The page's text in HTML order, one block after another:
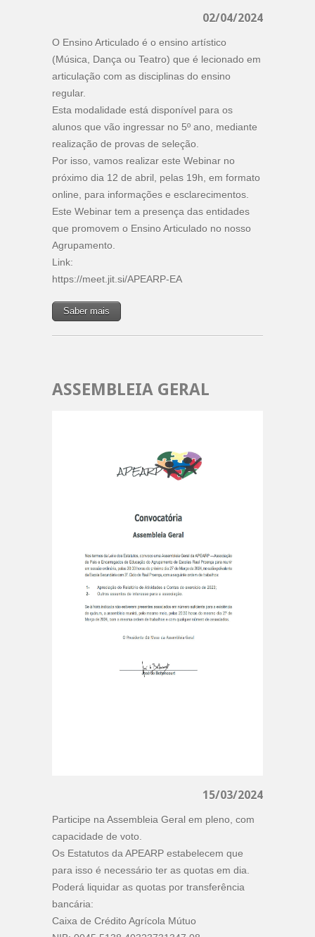
02/04/2024
O Ensino Articulado é o ensino artístico
(Música, Dança ou Teatro) que é lecionado em
articulação com as disciplinas do ensino
regular.
Esta modalidade está disponível para os
alunos que vão ingressar no 5º ano, mediante
realização de provas de seleção.
Por isso, vamos realizar este Webinar no
próximo dia 12 de abril, pelas 19h, em formato
online, para informações e esclarecimentos.
Este Webinar tem a presença das entidades
que promovem o Ensino Articulado no nosso
Agrupamento.
Link:
https://meet.jit.si/APEARP-EA
Saber mais
ASSEMBLEIA GERAL
15/03/2024
Participe na Assembleia Geral em pleno, com
capacidade de voto.
Os Estatutos da APEARP estabelecem que
para isso é necessário ter as quotas em dia.
Poderá liquidar as quotas por transferência
bancária:
Caixa de Crédito Agrícola Mútuo